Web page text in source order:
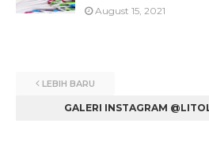
August 15, 2021
LEBIH BARU
GALERI INSTAGRAM